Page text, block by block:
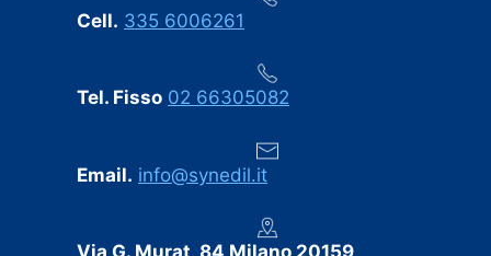
Cell. 335 6006261
Tel. Fisso 02 66305082
Email. info@synedil.it
Via G. Murat, 84 Milano 20159